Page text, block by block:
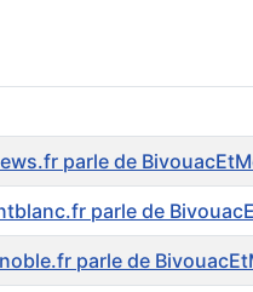
parle de
parle de
parle de